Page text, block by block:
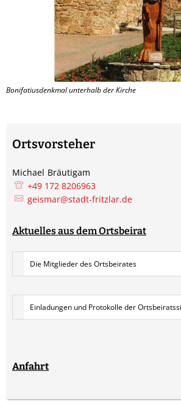
Bonifatiusdenkmal unterhalb der Kirche
Ortsvorsteher
Michael Bräutigam
+49 172 8206963
geismar@stadt-fritzlar.de
Aktuelles aus dem Ortsbeirat
Die Mitglieder des Ortsbeirates
Einladungen und Protokolle der
Anfahrt